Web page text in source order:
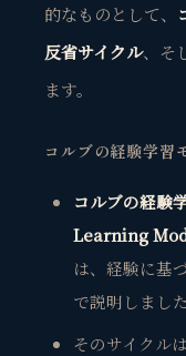
的なものとして、
反省サイクル、そ
ます。
コルブの経験学習
コルブの経験
Learning
は、経験に基
で説明しました
そのサイクルは